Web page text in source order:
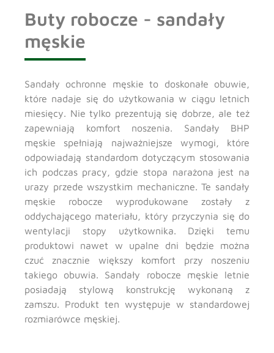
Buty robocze - sandały
męskie
Sandały ochronne męskie to doskonałe obuwie,
które nadaje się do użytkowania w ciągu letnich
miesięcy. Nie tylko prezentują się dobrze, ale też
zapewniają komfort noszenia. Sandały BHP
męskie spełniają najważniejsze wymogi, które
odpowiadają standardom dotyczącym stosowania
ich podczas pracy, gdzie stopa narażona jest na
urazy przede wszystkim mechaniczne. Te sandały
męskie robocze wyprodukowane zostały z
oddychającego materiału, który przyczynia się do
wentylacji stopy użytkownika. Dzięki temu
produktowi nawet w upalne dni będzie można
czuć znacznie większy komfort przy noszeniu
takiego obuwia. Sandały robocze męskie letnie
posiadają stylową konstrukcję wykonaną z
zamszu. Produkt ten występuje w standardowej
rozmiarówce męskiej.